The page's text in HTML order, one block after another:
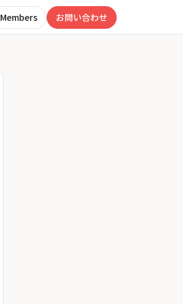
Members お問い合わせ